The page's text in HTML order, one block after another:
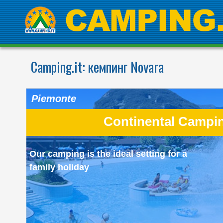
Camping.it: кемпинг Novara
Continental
Piemonte
Our camping is the ideal setting for a
family holiday